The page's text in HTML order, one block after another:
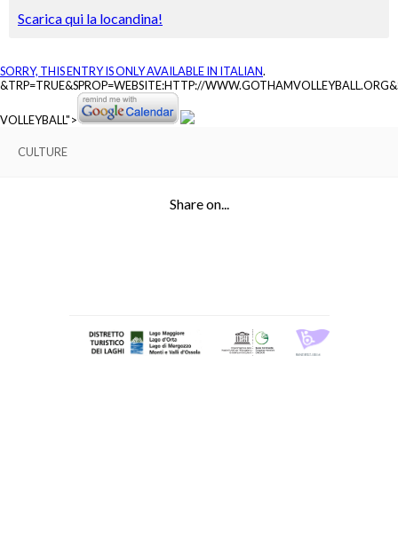
Scarica qui la locandina!
SORRY, THIS ENTRY IS ONLY AVAILABLE IN ITALIAN.
&TRP=TRUE&SPROP=WEBSITE:HTTP://
VOLLEYBALL">
CULTURE
Share on...